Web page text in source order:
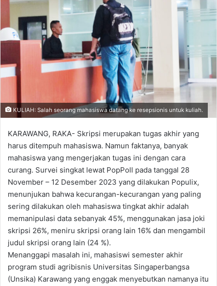
KULIAH: Salah seorang mahasiswa datang ke resepsionis untuk kuliah.
KARAWANG, RAKA- Skripsi merupakan tugas akhir yang
harus ditempuh mahasiswa. Namun faktanya, banyak
mahasiswa yang mengerjakan tugas ini dengan cara
curang. Survei singkat lewat PopPoll pada tanggal 28
November – 12 Desember 2023 yang dilakukan Populix,
menunjukan bahwa kecurangan-kecurangan yang paling
sering dilakukan oleh mahasiswa tingkat akhir adalah
memanipulasi data sebanyak 45%, menggunakan jasa joki
skripsi 26%, meniru skripsi orang lain 16% dan mengambil
judul skripsi orang lain (24 %).
Menanggapi masalah ini, mahasiswi semester akhir
program studi agribisnis Universitas Singaperbangsa
(Unsika) Karawang yang enggak menyebutkan namanya itu